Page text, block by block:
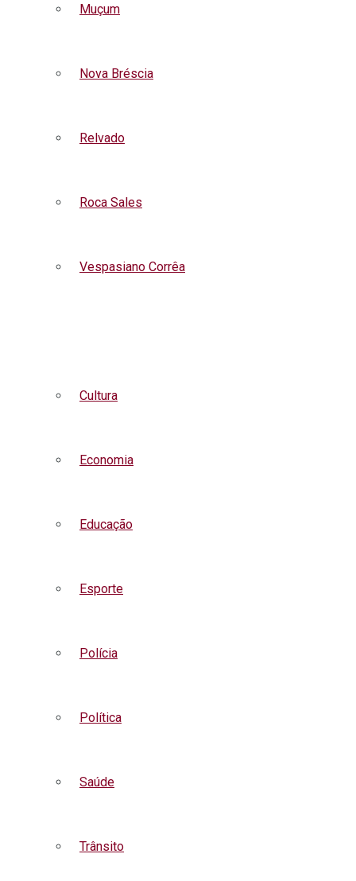
Muçum
Nova Bréscia
Relvado
Roca Sales
Vespasiano Corrêa
Cultura
Economia
Educação
Esporte
Polícia
Política
Saúde
Trânsito